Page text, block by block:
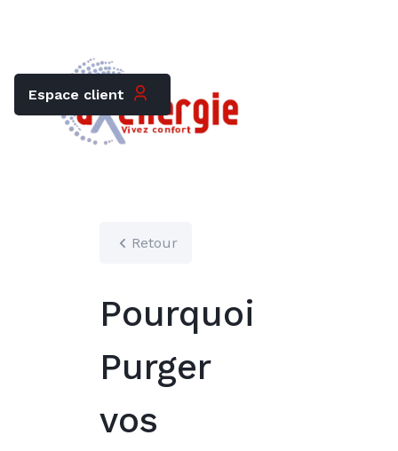
Espace client
Retour
Pourquoi
Purger
vos